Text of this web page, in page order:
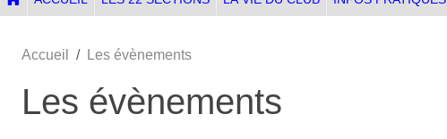
Accueil Les évènements
Les évènements